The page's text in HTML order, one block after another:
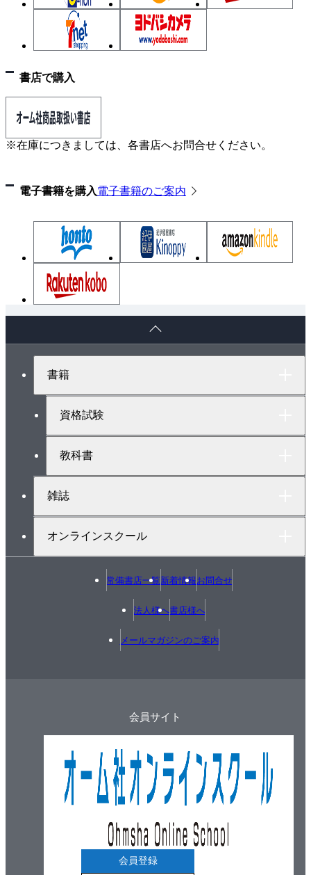
書店で購入
※在庫につきましては、各書店へお問合せください。
電子書籍を購入電子書籍のご案内
書籍
資格試験
教科書
雑誌
オンラインスクール
常備書店一覧新着情報お問合せ
法人様へ書店様へ
メールマガジンのご案内
会員サイト
会員登録